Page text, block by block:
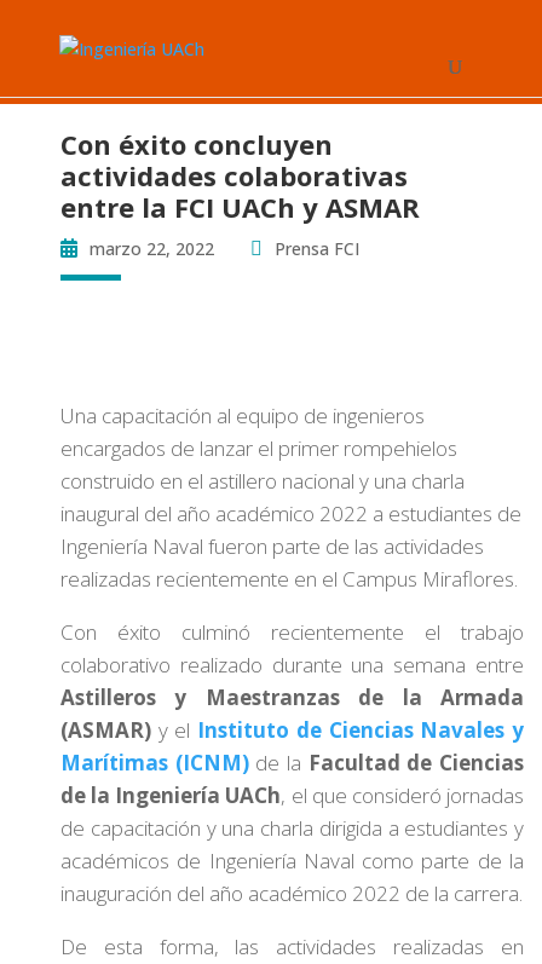
Con éxito concluyen
actividades colaborativas
entre la FCI UACh y ASMAR
marzo 22, 2022 Prensa FCI
Una capacitación al equipo de ingenieros
encargados de lanzar el primer rompehielos
construido en el astillero nacional y una charla
inaugural del año académico 2022 a estudiantes de
Ingeniería Naval fueron parte de las actividades
realizadas recientemente en el Campus Miraflores.
Con éxito culminó recientemente el trabajo
colaborativo realizado durante una semana entre
Astilleros y Maestranzas de la Armada
(ASMAR) y el Instituto de Ciencias Navales y
Marítimas (ICNM)de la Facultad de Ciencias
de la Ingeniería UACh, el que consideró jornadas
de capacitación y una charla dirigida a estudiantes y
académicos de Ingeniería Naval como parte de la
inauguración del año académico 2022 de la carrera.
De esta forma, las actividades realizadas en